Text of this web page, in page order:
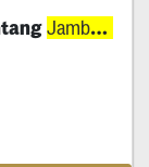
Jambangan